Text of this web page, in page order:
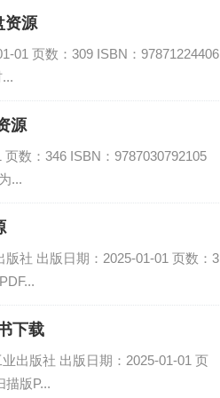
资源
01 页数：309 ISBN：97871224406
源
数：346 ISBN：9787030792105
...
社 出版日期：2025-01-01 页数：3
下载
出版社 出版日期：2025-01-01 页
描版P...